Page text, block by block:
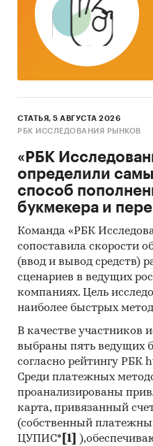
СТАТЬЯ, 5 АВГУСТА 2026
РБК ИССЛЕДОВАНИЯ РЫНКОВ
«РБК
определили
способ
букмекера и
Команда «РБК
сопоставила скорости
(ввод и вывод средств)
сценариев в ведущих
компаниях. Цель
наиболее быстрых
В качестве участников
выбраны пять ведущих
согласно рейтингу
Среди платежных
проанализированы
карта, привязанный
(собственный
ЦУПИС* [1]